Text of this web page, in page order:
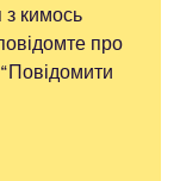
з кимось
про